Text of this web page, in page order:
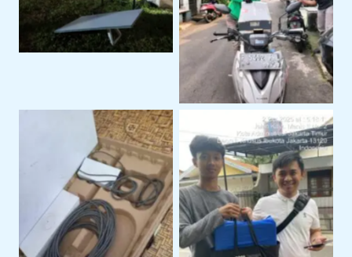
ke Lokasi Proyek Klien
Perangkat Starlink
Siap Pakai Untuk
Operasional
Serah Terima Sewa
Starlink Di Area
Jakarta Timur